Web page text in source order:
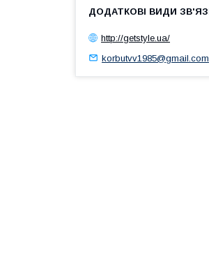
http://getstyle.ua/
korbutvv1985@gmail.com